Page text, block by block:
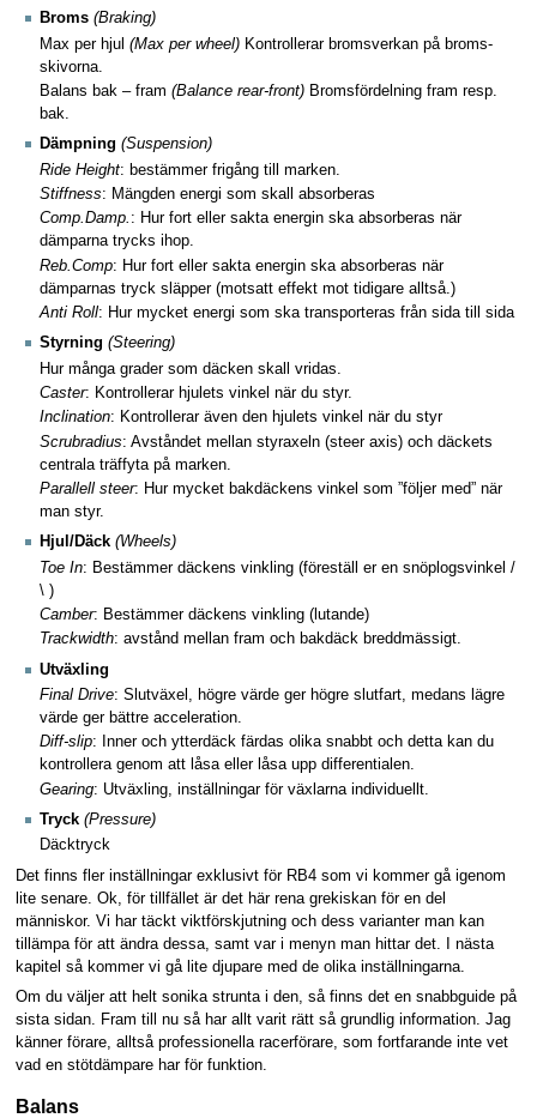
Broms (Braking)
Max per hjul (Max per wheel) Kontrollerar bromsverkan på broms-
skivorna.
Balans bak – fram (Balance rear-front) Bromsfördelning fram resp.
bak.
Dämpning (Suspension)
Ride Height: bestämmer frigång till marken.
Stiffness: Mängden energi som skall absorberas
Comp.Damp. : Hur fort eller sakta energin ska absorberas när
dämparna trycks ihop.
Reb.Comp: Hur fort eller sakta energin ska absorberas när
dämparnas tryck släpper (motsatt effekt mot tidigare alltså.)
Anti Roll: Hur mycket energi som ska transporteras från sida till sida
Styrning (Steering)
Hur många grader som däcken skall vridas.
Caster: Kontrollerar hjulets vinkel när du styr.
Inclination: Kontrollerar även den hjulets vinkel när du styr
Scrubradius: Avståndet mellan styraxeln (steer axis) och däckets
centrala träffyta på marken.
Parallell steer: Hur mycket bakdäckens vinkel som ”följer med” när
man styr.
Hjul/Däck (Wheels)
Toe In: Bestämmer däckens vinkling (föreställ er en snöplogsvinkel /
\ )
Camber: Bestämmer däckens vinkling (lutande)
Trackwidth: avstånd mellan fram och bakdäck breddmässigt.
Utväxling
Final Drive: Slutväxel, högre värde ger högre slutfart, medans lägre
värde ger bättre acceleration.
Diff-slip: Inner och ytterdäck färdas olika snabbt och detta kan du
kontrollera genom att låsa eller låsa upp differentialen.
Gearing: Utväxling, inställningar för växlarna individuellt.
Tryck (Pressure)
Däcktryck
Det finns fler inställningar exklusivt för RB4 som vi kommer gå igenom
lite senare. Ok, för tillfället är det här rena grekiskan för en del
människor. Vi har täckt viktförskjutning och dess varianter man kan
tillämpa för att ändra dessa, samt var i menyn man hittar det. I nästa
kapitel så kommer vi gå lite djupare med de olika inställningarna.
Om du väljer att helt sonika strunta i den, så finns det en snabbguide på
sista sidan. Fram till nu så har allt varit rätt så grundlig information. Jag
känner förare, alltså professionella racerförare, som fortfarande inte vet
vad en stötdämpare har för funktion.
Balans